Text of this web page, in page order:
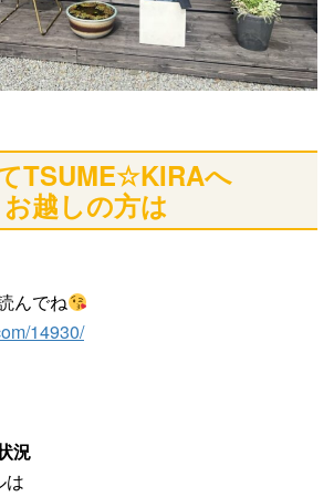
TSUME☆KIRAへ
お越しの方は
んでね
14930/
況
は